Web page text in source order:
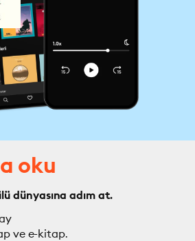
oku
dünyasına adım at.
ve e-kitap.